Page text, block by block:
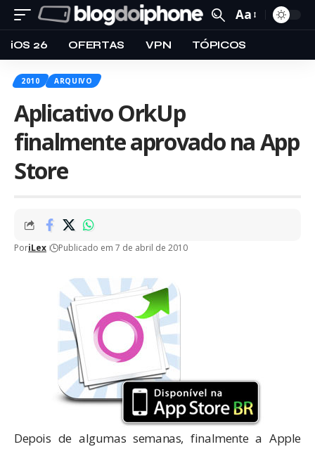
Aa
iOS 26 OFERTAS VPN TÓPICOS
2010 ARQUIVO
Aplicativo OrkUp
finalmente aprovado na App
Store
PoriLex Publicado em 7 de abril de 2010
Depois de algumas semanas, finalmente a Apple